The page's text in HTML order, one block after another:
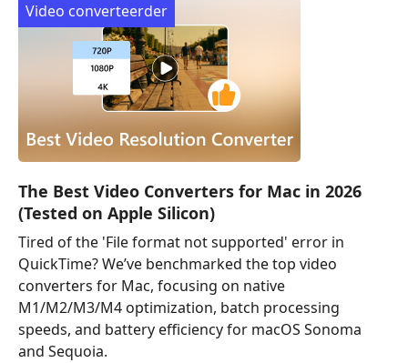
Video converteerder
The Best Video Converters for Mac in 2026
(Tested on Apple Silicon)
Tired of the 'File format not supported' error in
QuickTime? We’ve benchmarked the top video
converters for Mac, focusing on native
M1/M2/M3/M4 optimization, batch processing
speeds, and battery efficiency for macOS Sonoma
and Sequoia.